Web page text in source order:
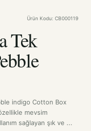
Ürün Kodu: CB000119
Tek
indigo Cotton Box
mevsim
sağlayan şık ve ...